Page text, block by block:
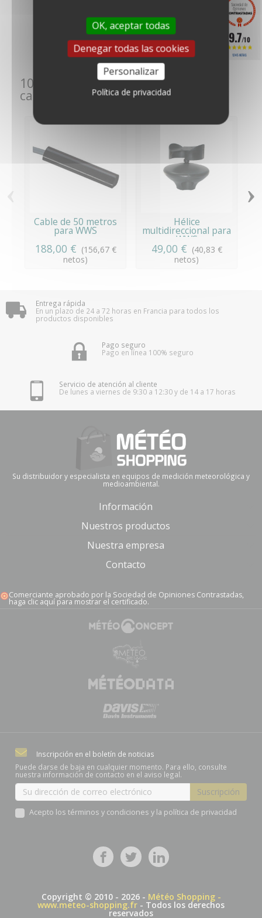
Anemómetro de
alarma Skywatch
WWS (Wind...
289,00 € (240,83 €
netos)
10 otros productos de la misma
categoría:
Cable de 50 metros
para WWS
188,00 € (156,67 €
netos)
Hélice
multidireccional para
WWS
49,00 € (40,83 €
netos)
›
Entrega rápida
En un plazo de 24 a 72 horas en Francia para todos los
productos disponibles
Pago seguro
Pago en línea 100% seguro
Servicio de atención al cliente
De lunes a viernes de 9:30 a 12:30 y de 14 a 17 horas
Su distribuidor y especialista en equipos de medición meteorológica y
medioambiental.
Información
Nuestros productos
Nuestra empresa
Contacto
Comerciante aprobado por la Sociedad de Opiniones Contrastadas,
haga clic aquí para mostrar el certificado.
Inscripción en el boletín de noticias
Puede darse de baja en cualquier momento. Para ello, consulte
nuestra información de contacto en el aviso legal.
Acepto los términos y condiciones y la política de privacidad
Copyright © 2010 - 2026 - Météo Shopping -
www.meteo-shopping.fr - Todos los derechos
reservados
9.7/10
1245 NOTAS
OK, aceptar todas
Denegar todas las cookies
Personalizar
Política de privacidad